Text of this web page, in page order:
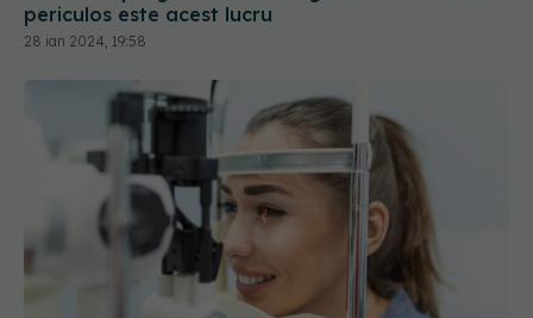
periculos este acest lucru
28 ian 2024, 19:58